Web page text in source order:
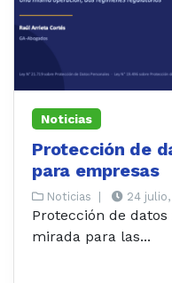
Noticias
Protección de
para empresas
Noticias 24
Protección de
mirada para las...